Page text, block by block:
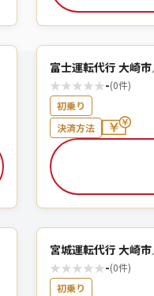
富士運転代行 大崎
★★★★★-(0件)
初乗り
決済方法
宮城運転代行 大崎
★★★★★-(0件)
初乗り